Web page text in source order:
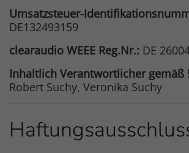
Umsatzsteuer-
DE132493159
clearaudio WEEE Reg.Nr.: DE
Inhaltlich Verantwortlicher gemäß
Robert Suchy, Veronika Suchy